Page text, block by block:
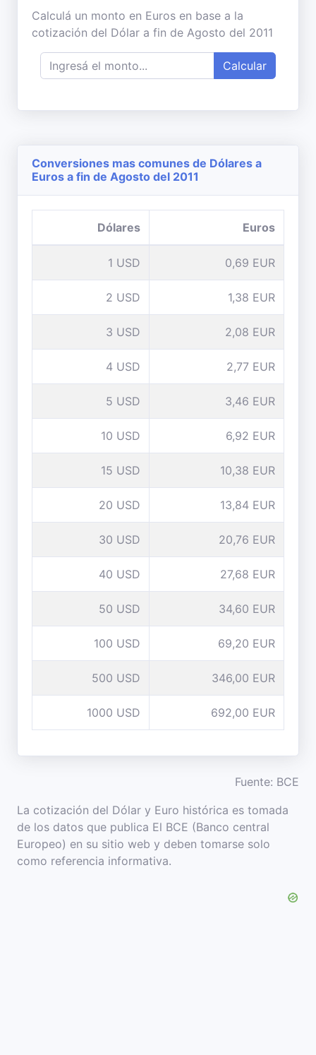
Calculá un monto en Euros en base a la
cotización del Dólar a fin de Agosto del 2011
Calcular
Conversiones mas comunes de Dólares a
Euros a fin de Agosto del 2011
Dólares Euros
1 USD 0,69 EUR
2 USD 1,38 EUR
3 USD 2,08 EUR
4 USD 2,77 EUR
5 USD 3,46 EUR
10 USD 6,92 EUR
15 USD 10,38 EUR
20 USD 13,84 EUR
30 USD 20,76 EUR
40 USD 27,68 EUR
50 USD 34,60 EUR
100 USD 69,20 EUR
500 USD 346,00 EUR
1000 USD 692,00 EUR
Fuente: BCE
La cotización del Dólar y Euro histórica es tomada
de los datos que publica El BCE (Banco central
Europeo) en su sitio web y deben tomarse solo
como referencia informativa.